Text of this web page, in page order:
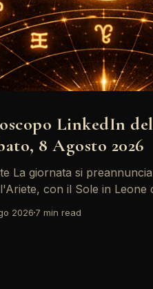
LinkedIn
8 Agosto 2026
con il Sole in Leone
è un'opportunità d'oro
2026 7 min read